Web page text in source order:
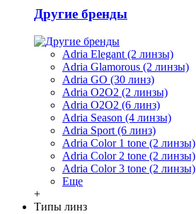
Другие бренды
Adria Elegant (2 линзы)
Adria Glamorous (2 линзы)
Adria GO (30 линз)
Adria O2O2 (2 линзы)
Adria O2O2 (6 линз)
Adria Season (4 линзы)
Adria Sport (6 линз)
Adria Сolor 1 tone (2 линзы)
Adria Сolor 2 tone (2 линзы)
Adria Сolor 3 tone (2 линзы)
Еще
+
Типы линз